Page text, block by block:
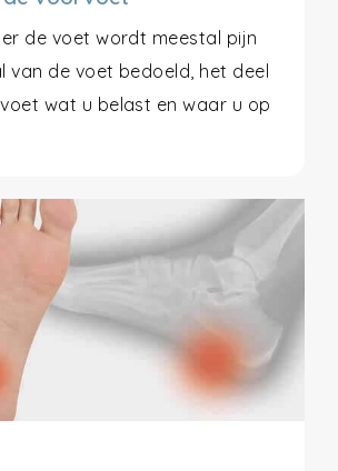
de voet wordt meestal pijn
van de voet bedoeld, het deel
wat u belast en waar u op